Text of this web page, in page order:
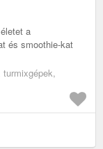
a
és smoothie-kat